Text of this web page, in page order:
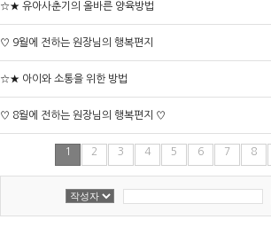
☆★ 유아사춘기의 올바른 양육방법
♡ 9월에 전하는 원장님의 행복편지
☆★ 아이와 소통을 위한 방법
♡ 8월에 전하는 원장님의 행복편지 ♡
1 2 3 4 5 6 7 8